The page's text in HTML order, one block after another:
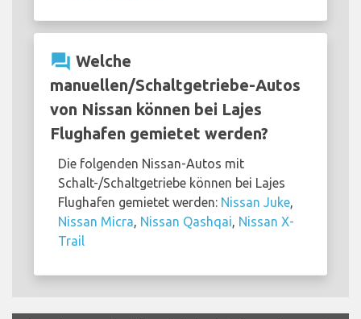
question_answer Welche
manuellen/Schaltgetriebe-Autos
von Nissan können bei Lajes
Flughafen gemietet werden?
Die folgenden Nissan-Autos mit
Schalt-/Schaltgetriebe können bei Lajes
Flughafen gemietet werden: Nissan Juke
Nissan Micra Nissan Qashqai Nissan X-
Trail